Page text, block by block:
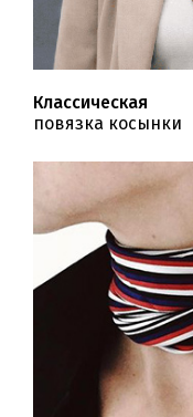
Классическая
повязка косынки